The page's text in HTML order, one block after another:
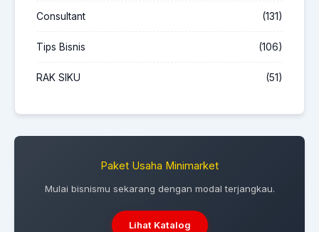
Consultant (131)
Tips Bisnis (106)
RAK SIKU (51)
Paket Usaha Minimarket
Mulai bisnismu sekarang dengan modal terjangkau.
Lihat Katalog